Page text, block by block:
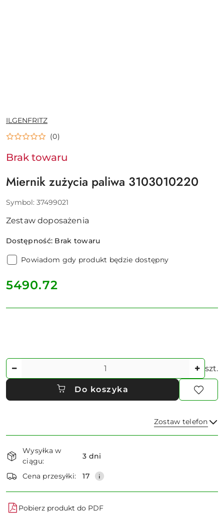
NAZWA
PRODUCENTA:
ILGENFRITZ
(0)
Brak towaru
Miernik zużycia paliwa 3103010220
Symbol: 37499021
Zestaw doposażenia
Dostępność: Brak towaru
Powiadom gdy produkt będzie dostępny
cena:
5490.72
Ilość szt.
Do koszyka
Zostaw telefon
i
dostawa
Wysyłka w
ciągu:
3 dni
Cena przesyłki: 17
Pobierz produkt do PDF